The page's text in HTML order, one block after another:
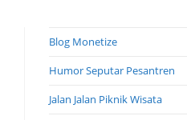
Blog Monetize
Humor Seputar Pesantren
Jalan Jalan Piknik Wisata